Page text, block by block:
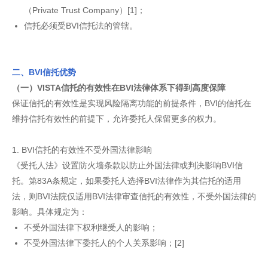
（Private Trust Company）[1]；
信托必须受BVI信托法的管辖。
二、BVI信托优势
（一）VISTA信托的有效性在BVI法律体系下得到高度保障
保证信托的有效性是实现风险隔离功能的前提条件，BVI的信托在
维持信托有效性的前提下，允许委托人保留更多的权力。
1. BVI信托的有效性不受外国法律影响
《受托人法》设置防火墙条款以防止外国法律或判决影响BVI信
托。第83A条规定，如果委托人选择BVI法律作为其信托的适用
法，则BVI法院仅适用BVI法律审查信托的有效性，不受外国法律的
影响。具体规定为：
不受外国法律下权利继受人的影响；
不受外国法律下委托人的个人关系影响；[2]